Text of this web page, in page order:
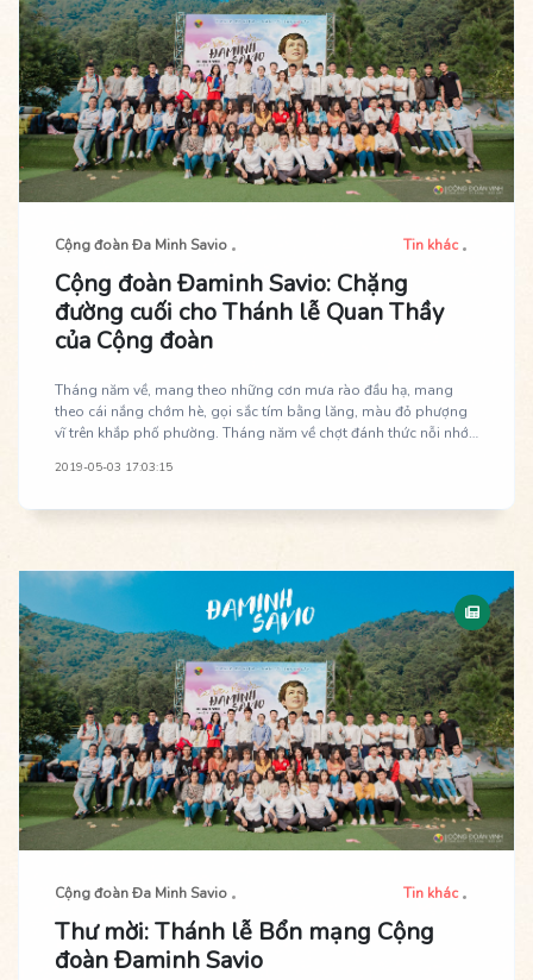
Cộng đoàn Đa Minh Savio Tin khác
Cộng đoàn Đaminh Savio: Chặng
đường cuối cho Thánh lễ Quan Thầy
của Cộng đoàn
Tháng năm về, mang theo những cơn mưa rào đầu hạ, mang
theo cái nắng chớm hè, gọi sắc tím bằng lăng, màu đỏ phượng
vĩ trên khắp phố phường. Tháng năm về chợt đánh thức nỗi nhớ
khắp muôn nơi hướng về đền Thánh Giêrado - nơi diễn ra Đại lễ
đoàn mình.
2019-05-03 17:03:15
Cộng đoàn Đa Minh Savio Tin khác
Thư mời: Thánh lễ Bổn mạng Cộng
đoàn Đaminh Savio